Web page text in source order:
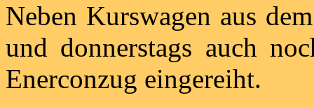
Neben Kurswagen aus
und donnerstags auch
Enerconzug eingereiht.